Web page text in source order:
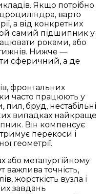
Якщо потрібно
варто
а від конкретних
самий підшипник у
роками, або
Нижче —
сферичний, а де
фронтальних
часто працюють у
бруд, нестабільні
випадках найкраще
Він компенсує
перекоси і
геометрії.
або металургійному
важлива точність,
жорсткість вузла і
завдань